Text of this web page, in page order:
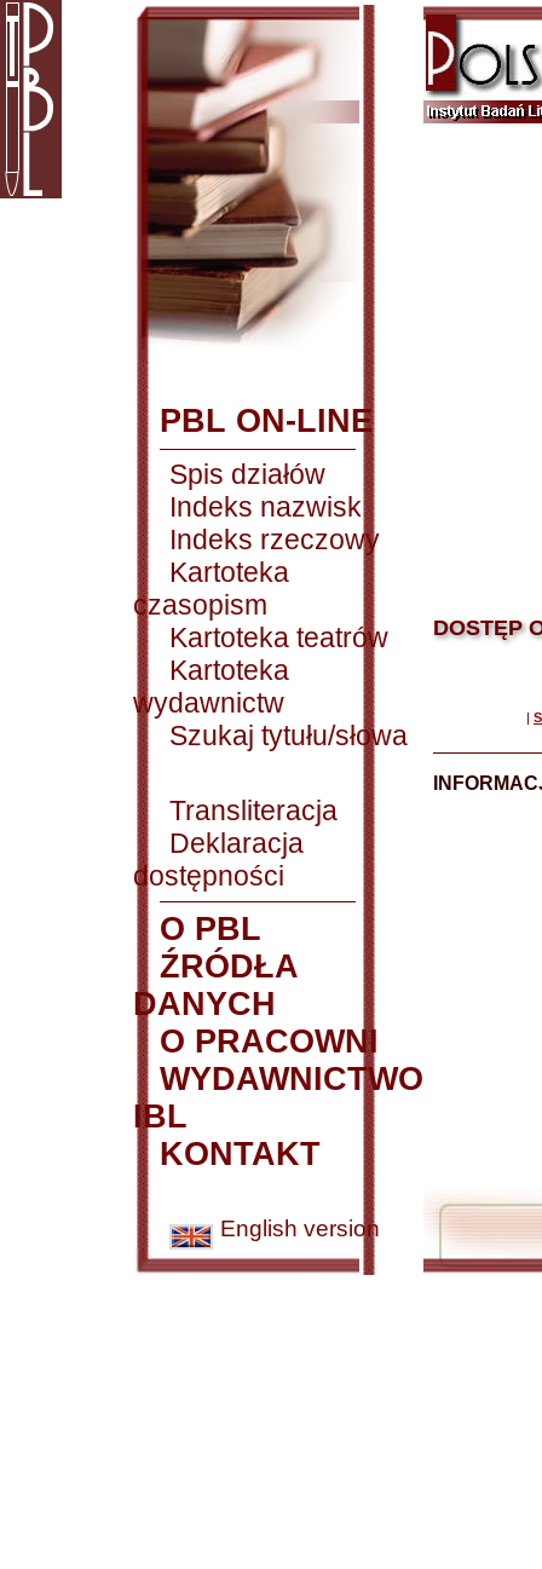
PBL ON-LINE
Spis działów
Indeks nazwisk
Indeks rzeczowy
Kartoteka
czasopism
Kartoteka teatrów
Kartoteka
wydawnictw
Szukaj tytułu/słowa
Transliteracja
Deklaracja
dostępności
O PBL
ŹRÓDŁA
DANYCH
O PRACOWNI
WYDAWNICTWO
IBL
KONTAKT
English version
DOSTĘP
|